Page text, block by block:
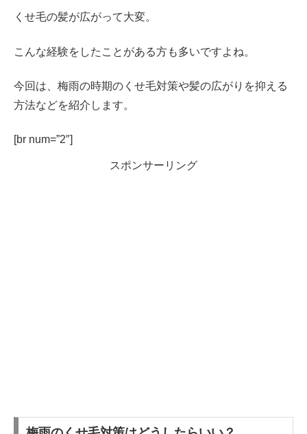
くせ毛の髪が広がって大変。
こんな経験をしたことがある方も多いですよね。
今回は、梅雨の時期のくせ毛対策や髪の広がりを抑える
方法などを紹介します。
[br num=”2″]
スポンサーリング